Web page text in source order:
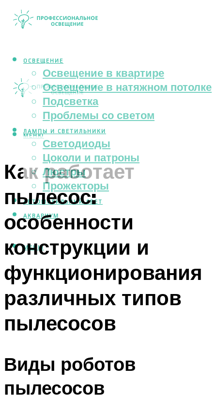
ОСВЕЩЕНИЕ
Освещение в квартире
Освещение в натяжном потолке
Подсветка
Проблемы со светом
ЛАМПЫ И СВЕТИЛЬНИКИ
Светодиоды
Цоколи и патроны
Люстры
Прожекторы
АВТОМОБИЛЬНЫЙ СВЕТ
АКВАРИУМ
МЕНЮ
МЕНЮ
Как работает
пылесос:
особенности
конструкции и
функционирования
различных типов
пылесосов
Виды роботов
пылесосов